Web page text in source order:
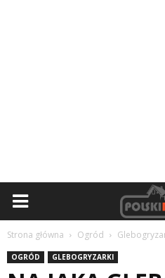
Strona główna Ogród
OGRÓD GLEBOGRYZARKI